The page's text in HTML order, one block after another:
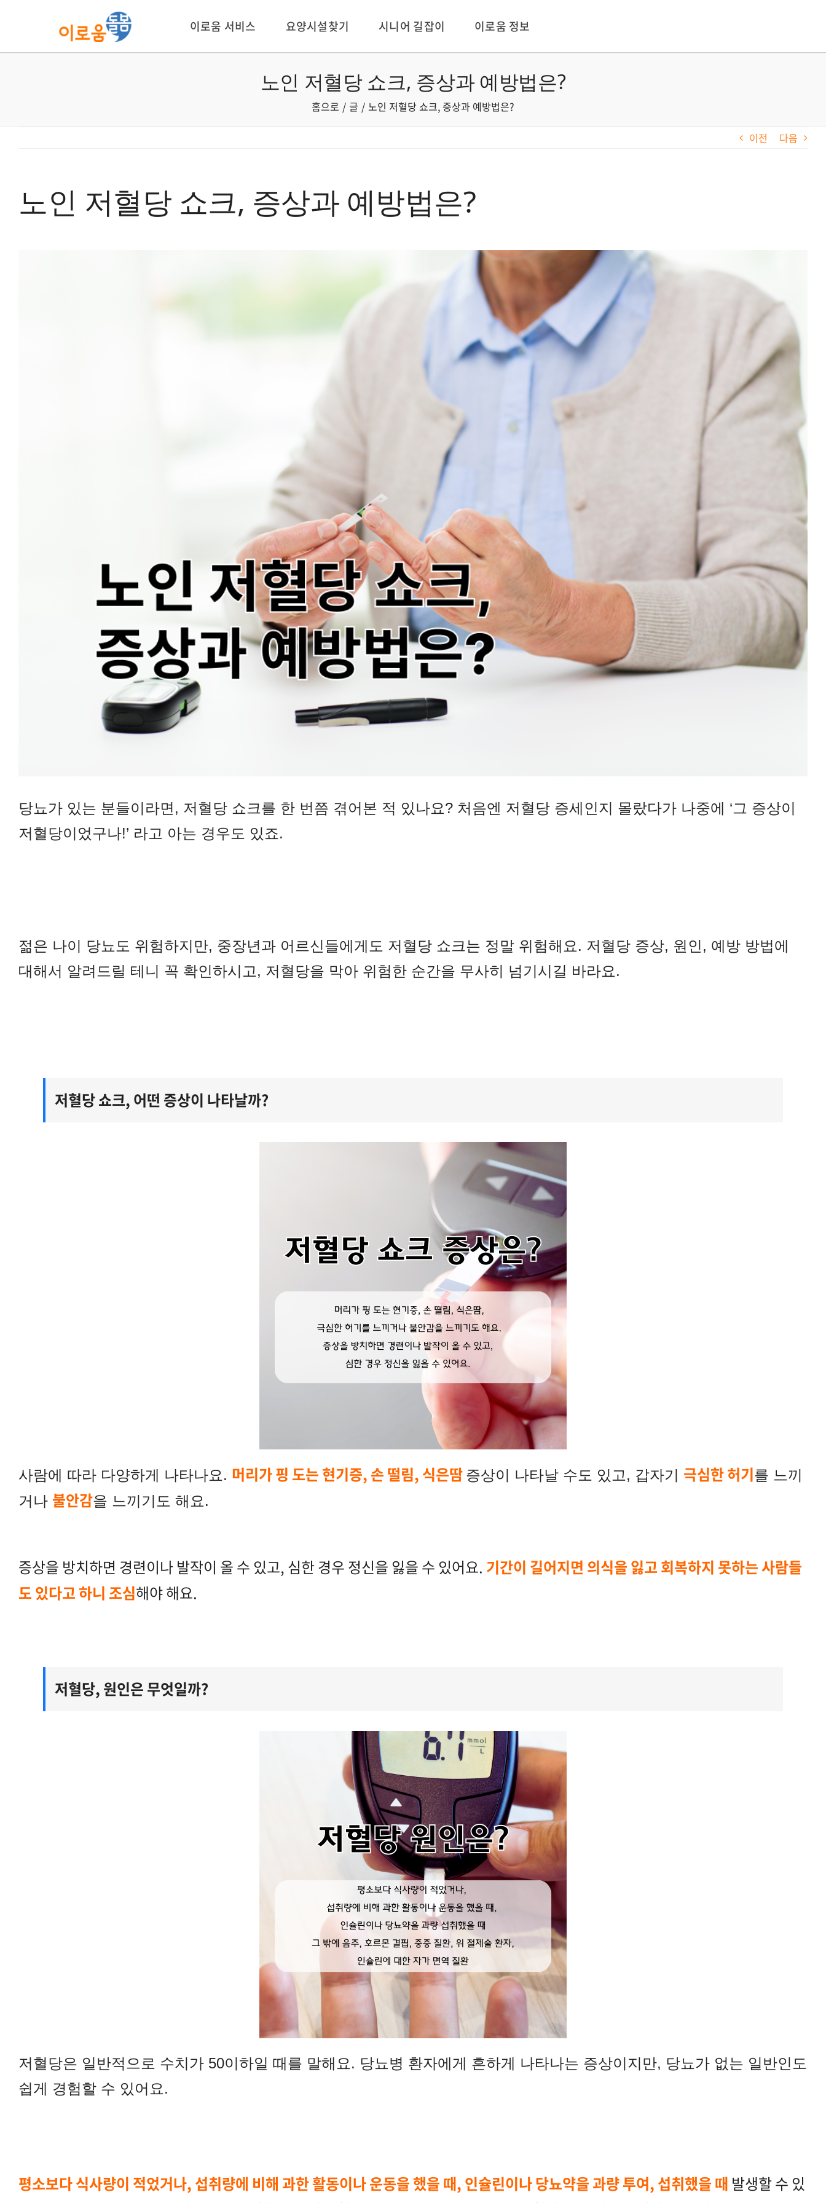
로
이로움 서비스 요양시설찾기 시니어 길잡이 이로움 정보
노인 저혈당 쇼크, 증상과 예방법은?
홈으로 글 노인 저혈당 쇼크, 증상과 예방법은?
이전 다음
노인 저혈당 쇼크, 증상과 예방법은?
당뇨가 있는 분들이라면, 저혈당 쇼크를 한 번쯤 겪어본 적 있나요? 처음엔 저혈당 증세인지 몰랐다가 나중에 ‘그 증상이
저혈당이었구나!’ 라고 아는 경우도 있죠.
젊은 나이 당뇨도 위험하지만, 중장년과 어르신들에게도 저혈당 쇼크는 정말 위험해요. 저혈당 증상, 원인, 예방 방법에
대해서 알려드릴 테니 꼭 확인하시고, 저혈당을 막아 위험한 순간을 무사히 넘기시길 바라요.
저혈당 쇼크, 어떤 증상이 나타날까?
사람에 따라 다양하게 나타나요. 머리가 핑 도는 현기증, 손 떨림, 식은땀 증상이 나타날 수도 있고, 갑자기 극심한 허기를 느끼
거나 불안감을 느끼기도 해요.
증상을 방치하면 경련이나 발작이 올 수 있고, 심한 경우 정신을 잃을 수 있어요. 기간이 길어지면 의식을 잃고 회복하지 못하는 사람들
도 있다고 하니 조심해야 해요.
저혈당, 원인은 무엇일까?
저혈당은 일반적으로 수치가 50이하일 때를 말해요. 당뇨병 환자에게 흔하게 나타나는 증상이지만, 당뇨가 없는 일반인도
쉽게 경험할 수 있어요.
평소보다 식사량이 적었거나, 섭취량에 비해 과한 활동이나 운동을 했을 때, 인슐린이나 당뇨약을 과량 투여, 섭취했을 때 발생할 수 있